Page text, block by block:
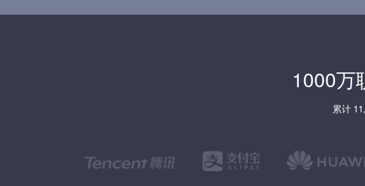
1000万
累计